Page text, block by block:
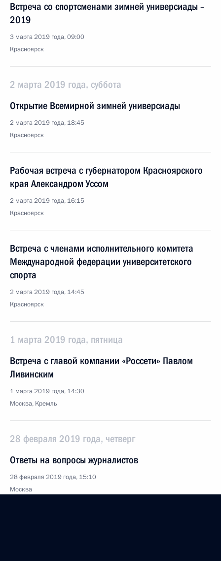
Встреча со спортсменами зимней универсиады –
2019
3 марта 2019 года, 09:00
Красноярск
2 марта 2019 года, суббота
Открытие Всемирной зимней универсиады
2 марта 2019 года, 18:45
Красноярск
Рабочая встреча с губернатором Красноярского
края Александром Уссом
2 марта 2019 года, 16:15
Красноярск
Встреча с членами исполнительного комитета
Международной федерации университетского
спорта
2 марта 2019 года, 14:45
Красноярск
1 марта 2019 года, пятница
Встреча с главой компании «Россети» Павлом
Ливинским
1 марта 2019 года, 14:30
Москва, Кремль
28 февраля 2019 года, четверг
Ответы на вопросы журналистов
28 февраля 2019 года, 15:10
Москва